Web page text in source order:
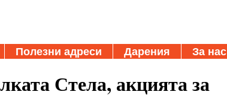
Полезни адреси Дарения За нас
Стела, акцията за